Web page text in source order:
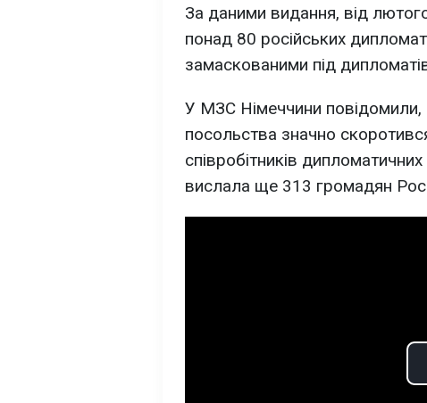
За даними видання, від
понад 80 російських
замаскованими під
У МЗС Німеччини повідомили,
посольства значно
співробітників
вислала ще 313 громадян